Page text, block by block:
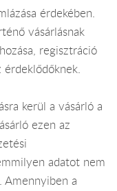
érdekében.
vásárlásnak
regisztráció
érdeklődőknek.
kerül a vásárló a
ezen az
adatot nem
Amennyiben a